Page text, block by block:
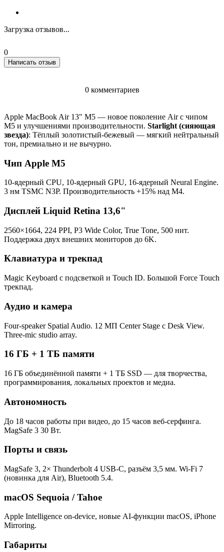
Загрузка отзывов...
0
Написать отзыв
0 комментариев
Apple MacBook Air 13" M5 — новое поколение Air с чипом
M5 и улучшениями производительности. Starlight (сияющая
звезда): Тёплый золотистый-бежевый — мягкий нейтральный
тон, премиально и не вычурно.
Чип Apple M5
10-ядерный CPU, 10-ядерный GPU, 16-ядерный Neural Engine.
3 нм TSMC N3P. Производительность +15% над M4.
Дисплей Liquid Retina 13,6"
2560×1664, 224 PPI, P3 Wide Color, True Tone, 500 нит.
Поддержка двух внешних мониторов до 6K.
Клавиатура и трекпад
Magic Keyboard с подсветкой и Touch ID. Большой Force Touch
трекпад.
Аудио и камера
Four-speaker Spatial Audio. 12 МП Center Stage с Desk View.
Three-mic studio array.
16 ГБ + 1 ТБ памяти
16 ГБ объединённой памяти + 1 ТБ SSD — для творчества,
программирования, локальных проектов и медиа.
Автономность
До 18 часов работы при видео, до 15 часов веб-серфинга.
MagSafe 3 30 Вт.
Порты и связь
MagSafe 3, 2× Thunderbolt 4 USB-C, разъём 3,5 мм. Wi-Fi 7
(новинка для Air), Bluetooth 5.4.
macOS Sequoia / Tahoe
Apple Intelligence on-device, новые AI-функции macOS, iPhone
Mirroring.
Габариты